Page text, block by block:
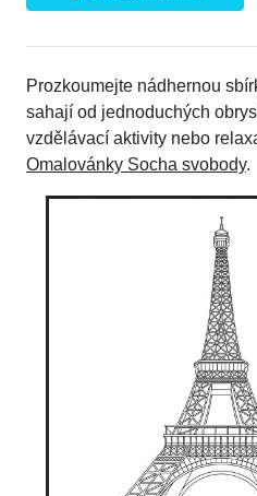
Prozkoumejte nádhernou
sahají od jednoduchých
vzdělávací aktivity nebo
Omalovánky Socha svobody.